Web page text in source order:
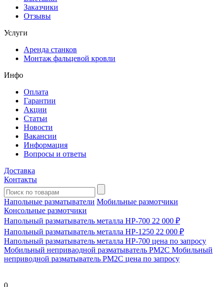
Заказчики
Отзывы
Услуги
Аренда станков
Монтаж фальцевой кровли
Инфо
Оплата
Гарантии
Акции
Статьи
Новости
Вакансии
Информация
Вопросы и ответы
Доставка
Контакты
Напольные разматыватели Мобильные размотчики
Консольные размотчики
Напольный разматыватель металла HP-700 22 000 ₽
Напольный разматыватель металла HP-1250 22 000 ₽
Напольный разматыватель металла HP-700 цена по запросу
Мобильный непривaодной разматыватель РМ2С Мобильный
неприводной разматыватель РМ2С цена по запросу
0